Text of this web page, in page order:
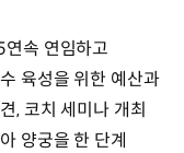
속 연임하고
육성을 위한 예산과
, 코치 세미나 개최
양궁을 한 단계